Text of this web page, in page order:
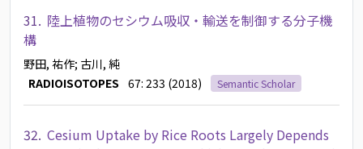
31. 陸上植物のセシウム吸収・輸送を制御する分子機
構
野田, 祐作; 古川, 純
RADIOISOTOPES 67: 233 (2018) Semantic Scholar
32. Cesium Uptake by Rice Roots Largely Depends